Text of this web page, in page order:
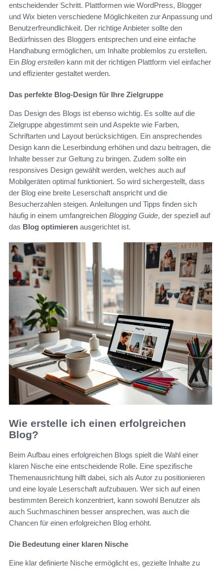
entscheidender Schritt. Plattformen wie WordPress, Blogger
und Wix bieten verschiedene Möglichkeiten zur Anpassung und
Benutzerfreundlichkeit. Der richtige Anbieter sollte den
Bedürfnissen des Bloggers entsprechen und eine einfache
Handhabung ermöglichen, um Inhalte problemlos zu erstellen.
Ein Blog erstellen kann mit der richtigen Plattform viel einfacher
und effizienter gestaltet werden.
Das perfekte Blog-Design für Ihre Zielgruppe
Das Design des Blogs ist ebenso wichtig. Es sollte auf die
Zielgruppe abgestimmt sein und Aspekte wie Farben,
Schriftarten und Layout berücksichtigen. Ein ansprechendes
Design kann die Leserbindung erhöhen und dazu beitragen, die
Inhalte besser zur Geltung zu bringen. Zudem sollte ein
responsives Design gewählt werden, welches auch auf
Mobilgeräten optimal funktioniert. So wird sichergestellt, dass
der Blog eine breite Leserschaft anspricht und die
Besucherzahlen steigen. Anleitungen und Tipps finden sich
häufig in einem umfangreichen Blogging Guide, der speziell auf
das Blog optimieren ausgerichtet ist.
Wie erstelle ich einen erfolgreichen
Blog?
Beim Aufbau eines erfolgreichen Blogs spielt die Wahl einer
klaren Nische eine entscheidende Rolle. Eine spezifische
Themenausrichtung hilft dabei, sich als Autor zu positionieren
und eine loyale Leserschaft aufzubauen. Wer sich auf einen
bestimmten Bereich konzentriert, kann sowohl Benutzer als
auch Suchmaschinen besser ansprechen, was auch die
Chancen für einen erfolgreichen Blog erhöht.
Die Bedeutung einer klaren Nische
Eine klar definierte Nische ermöglicht es, gezielte Inhalte zu